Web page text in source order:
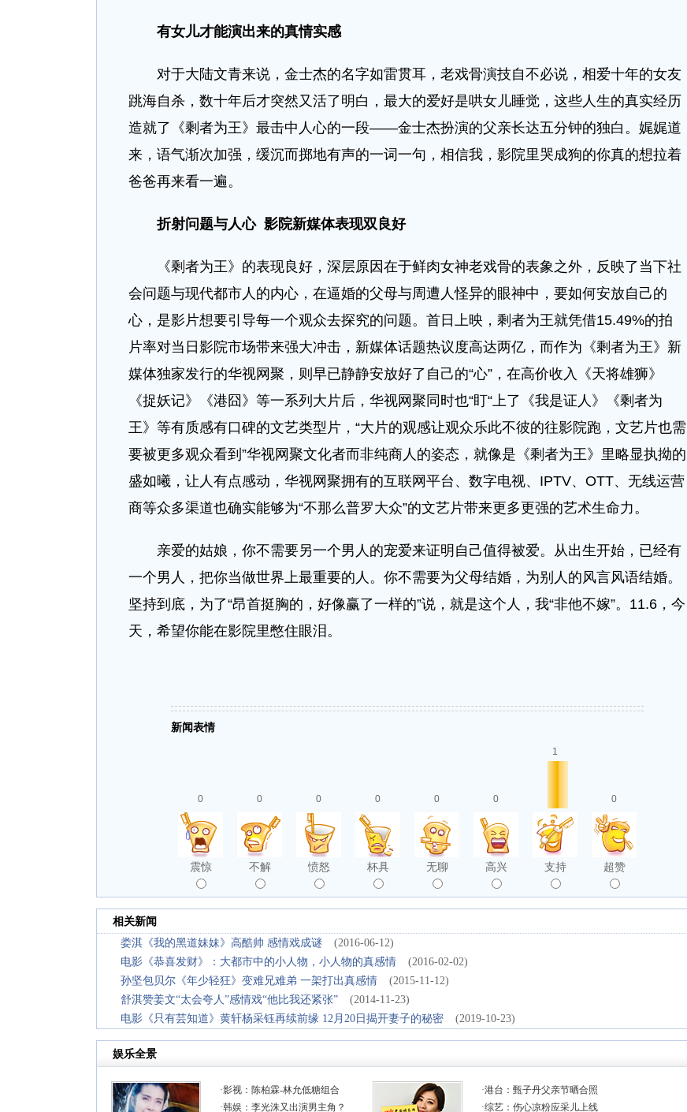
有女儿才能演出来的真情实感
对于大陆文青来说，金士杰的名字如雷贯耳，老戏骨演技自不必说，相爱十年的女友
跳海自杀，数十年后才突然又活了明白，最大的爱好是哄女儿睡觉，这些人生的真实经历
造就了《剩者为王》最击中人心的一段——金士杰扮演的父亲长达五分钟的独白。娓娓道
来，语气渐次加强，缓沉而掷地有声的一词一句，相信我，影院里哭成狗的你真的想拉着
爸爸再来看一遍。
折射问题与人心 影院新媒体表现双良好
《剩者为王》的表现良好，深层原因在于鲜肉女神老戏骨的表象之外，反映了当下社
会问题与现代都市人的内心，在逼婚的父母与周遭人怪异的眼神中，要如何安放自己的
心，是影片想要引导每一个观众去探究的问题。首日上映，剩者为王就凭借15.49%的拍
片率对当日影院市场带来强大冲击，新媒体话题热议度高达两亿，而作为《剩者为王》新
媒体独家发行的华视网聚，则早已静静安放好了自己的“心”，在高价收入《天将雄狮》
《捉妖记》《港囧》等一系列大片后，华视网聚同时也“盯“上了《我是证人》《剩者为
王》等有质感有口碑的文艺类型片，“大片的观感让观众乐此不彼的往影院跑，文艺片也需
要被更多观众看到”华视网聚文化者而非纯商人的姿态，就像是《剩者为王》里略显执拗的
盛如曦，让人有点感动，华视网聚拥有的互联网平台、数字电视、IPTV、OTT、无线运营
商等众多渠道也确实能够为“不那么普罗大众”的文艺片带来更多更强的艺术生命力。
亲爱的姑娘，你不需要另一个男人的宠爱来证明自己值得被爱。从出生开始，已经有
一个男人，把你当做世界上最重要的人。你不需要为父母结婚，为别人的风言风语结婚。
坚持到底，为了“昂首挺胸的，好像赢了一样的”说，就是这个人，我“非他不嫁”。11.6，今
天，希望你能在影院里憋住眼泪。
新闻表情
0
震惊
0
不解
0
愤怒
0
杯具
0
无聊
0
高兴
1
支持
0
超赞
相关新闻
娄淇《我的黑道妹妹》高酷帅 感情戏成谜
(2016-06-12)
电影《恭喜发财》：大都市中的小人物，小人物的真感情
(2016-02-02)
孙坚包贝尔《年少轻狂》变难兄难弟 一架打出真感情
(2015-11-12)
舒淇赞姜文“太会夸人”感情戏“他比我还紧张”
(2014-11-23)
电影《只有芸知道》黄轩杨采钰再续前缘 12月20日揭开妻子的秘密
(2019-10-23)